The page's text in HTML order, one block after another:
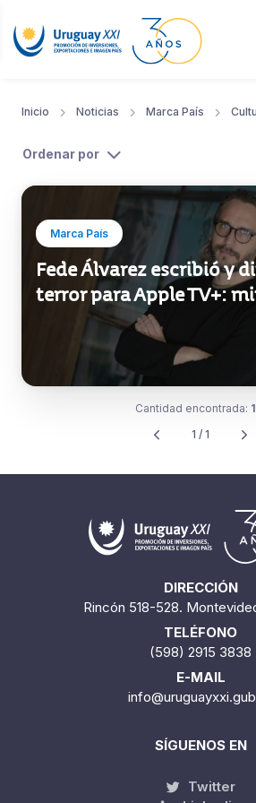
Inicio Noticias Marca País
Ordenar por
Marca País
Fede Álvarez escribió y
terror para Apple TV+:
Cantidad encontrada: 1
1 / 1
DIRECCIÓN
Rincón 518-528.
TELÉFONO
(598) 2915 3838
E-MAIL
SÍGUENOS EN
Twitter